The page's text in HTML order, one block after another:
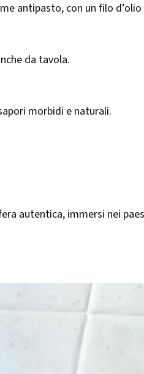
antipasto, con un filo d’olio
da tavola.
morbidi e naturali.
autentica, immersi nei